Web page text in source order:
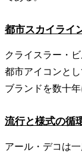
都市スカイライ
クライスラー・
都市アイコンと
ブランドを数十年
流行と様式の循
アール・デコは